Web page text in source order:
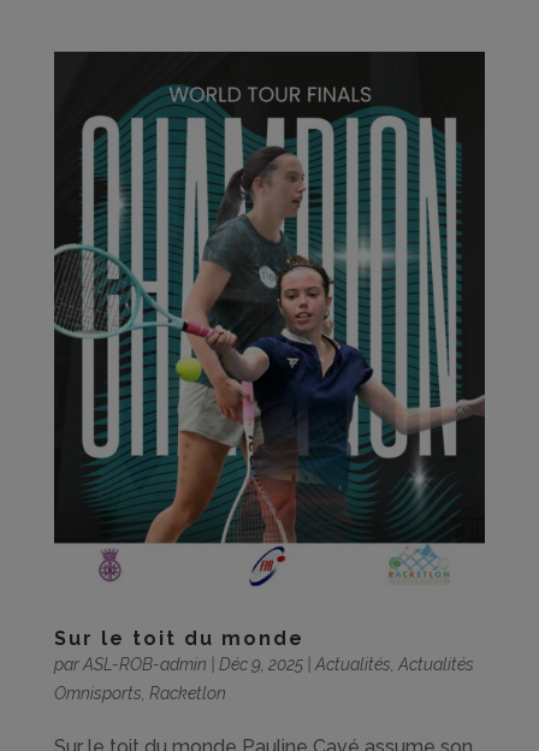
Sur le toit du monde
parASL-ROB-admin Déc 9, 2025| Actualités Actualités
Omnisports Racketlon